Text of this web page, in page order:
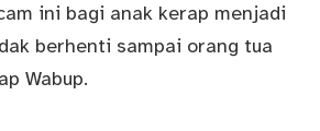
ini bagi anak kerap menjadi
berhenti sampai orang tua
Wabup.